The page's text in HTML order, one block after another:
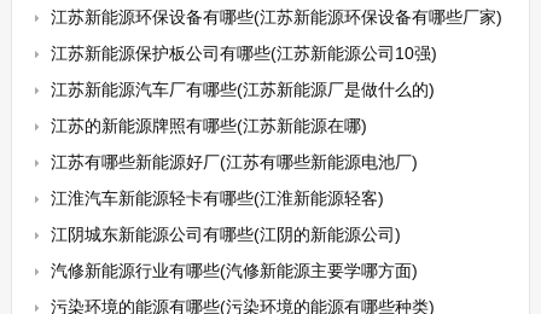
江苏新能源环保设备有哪些(江苏新能源环保设备有哪些厂家)
江苏新能源保护板公司有哪些(江苏新能源公司10强)
江苏新能源汽车厂有哪些(江苏新能源厂是做什么的)
江苏的新能源牌照有哪些(江苏新能源在哪)
江苏有哪些新能源好厂(江苏有哪些新能源电池厂)
江淮汽车新能源轻卡有哪些(江淮新能源轻客)
江阴城东新能源公司有哪些(江阴的新能源公司)
汽修新能源行业有哪些(汽修新能源主要学哪方面)
污染环境的能源有哪些(污染环境的能源有哪些种类)